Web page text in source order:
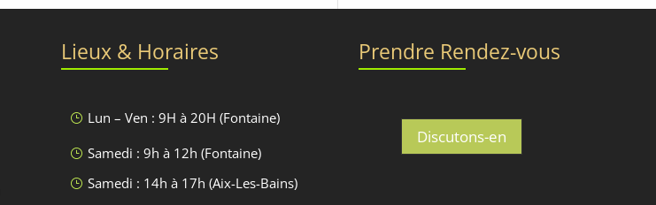
Lieux & Horaires
} Lun – Ven : 9H à 20H (Fontaine)
} Samedi : 9h à 12h (Fontaine)
} Samedi : 14h à 17h (Aix-Les-Bains)
Prendre Rendez-vous
Discutons-en